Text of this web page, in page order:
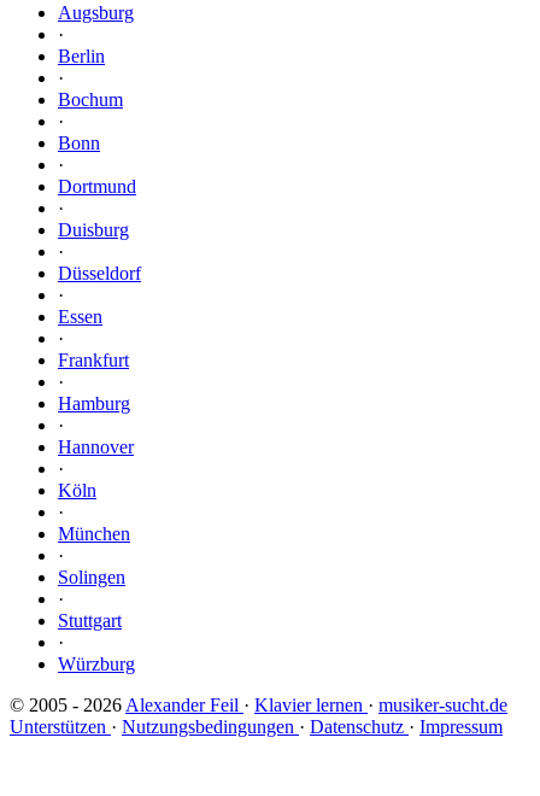
Augsburg
·
Berlin
·
Bochum
·
Bonn
·
Dortmund
·
Duisburg
·
Düsseldorf
·
Essen
·
Frankfurt
·
Hamburg
·
Hannover
·
Köln
·
München
·
Solingen
·
Stuttgart
·
Würzburg
© 2005 - 2026 Alexander Feil · Klavier lernen · musiker-sucht.de
Unterstützen · Nutzungsbedingungen · Datenschutz · Impressum